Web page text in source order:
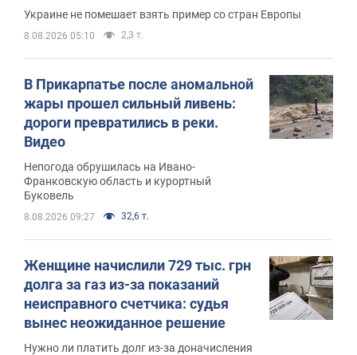
Украине не помешает взять пример со стран Европы
8.08.2026 05:10 2,3 т.
В Прикарпатье после аномальной
жары прошел сильный ливень:
дороги превратились в реки.
Видео
Непогода обрушилась на Ивано-
Франковскую область и курортный
Буковель
8.08.2026 09:27 32,6 т.
Женщине начислили 729 тыс. грн
долга за газ из-за показаний
неисправного счетчика: судья
вынес неожиданное решение
Нужно ли платить долг из-за доначисления